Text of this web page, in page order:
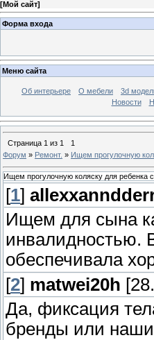
[Мой сайт]
Форма входа
Меню сайта
Об интерьере О мебели 3d
Новости
Страница 1 из 1
1
Форум » Ремонт. » Ищем прогулочную
Ищем прогулочную коляску для ребенка
[1]
Ищем для сына
инвалидностью.
обеспечивала
[2] matwei20h
Да, фиксация
бренды или